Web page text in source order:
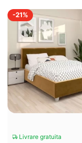
-21%
Livrare gratuita